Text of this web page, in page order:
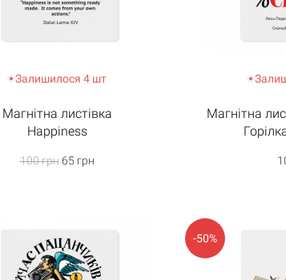
Залишилося 4 шт
Магнітна листівка
Happiness
100 грн65 грн
Магнітна
-50%
Кошик порожній